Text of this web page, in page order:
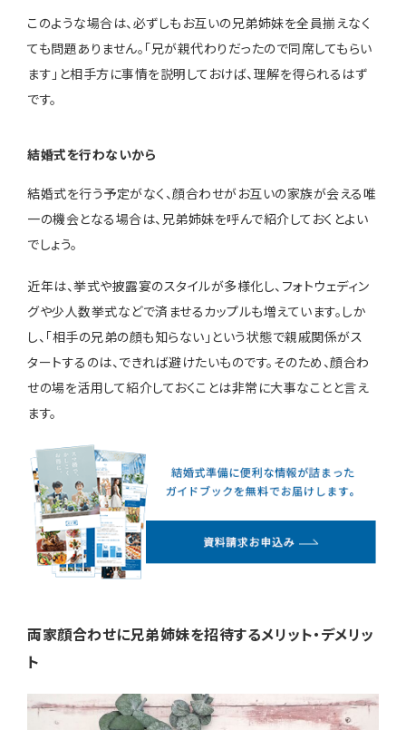
このような場合は、必ずしもお互いの兄弟姉妹を全員揃えなく
ても問題ありません。「兄が親代わりだったので同席してもらい
ます」と相手方に事情を説明しておけば、理解を得られるはず
です。
結婚式を行わないから
結婚式を行う予定がなく、顔合わせがお互いの家族が会える唯
一の機会となる場合は、兄弟姉妹を呼んで紹介しておくとよい
でしょう。
近年は、挙式や披露宴のスタイルが多様化し、フォトウェディン
グや少人数挙式などで済ませるカップルも増えています。しか
し、「相手の兄弟の顔も知らない」という状態で親戚関係がス
タートするのは、できれば避けたいものです。そのため、顔合わ
せの場を活用して紹介しておくことは非常に大事なことと言え
ます。
両家顔合わせに兄弟姉妹を招待するメリット・デメリッ
ト